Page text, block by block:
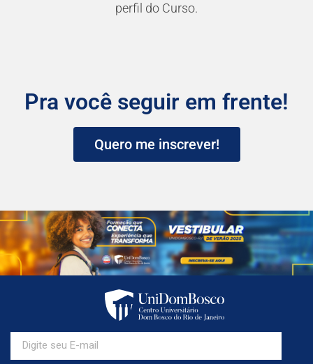
perfil do Curso.
Pra você seguir em frente!
Quero me inscrever!